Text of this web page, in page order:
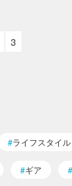
3
ライフスタイル
ギア